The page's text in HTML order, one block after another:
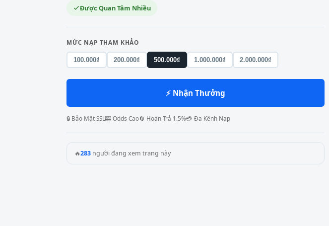
Được Quan Tâm Nhiều
MỨC NẠP THAM KHẢO
100.000₫ 200.000₫ 500.000₫ 1.000.000₫ 2.000.000₫
⚡ Nhận Thưởng
🔒 Bảo Mật SSL🎰 Odds Cao🔄 Hoàn Trả 1.5%💳 Đa Kênh Nạp
🔥283 người đang xem trang này